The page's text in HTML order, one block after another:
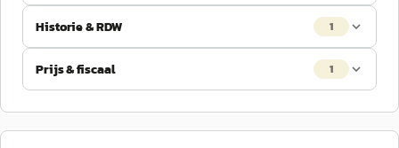
Historie & RDW 1
Prijs & fiscaal 1